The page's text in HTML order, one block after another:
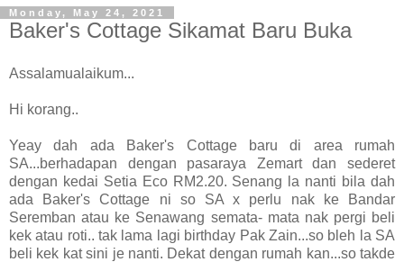
Monday, May 24, 2021
Baker's Cottage Sikamat Baru Buka
Assalamualaikum...
Hi korang..
Yeay dah ada Baker's Cottage baru di area rumah
SA...berhadapan dengan pasaraya Zemart dan sederet
dengan kedai Setia Eco RM2.20. Senang la nanti bila dah
ada Baker's Cottage ni so SA x perlu nak ke Bandar
Seremban atau ke Senawang semata- mata nak pergi beli
kek atau roti.. tak lama lagi birthday Pak Zain...so bleh la SA
beli kek kat sini je nanti. Dekat dengan rumah kan...so takde